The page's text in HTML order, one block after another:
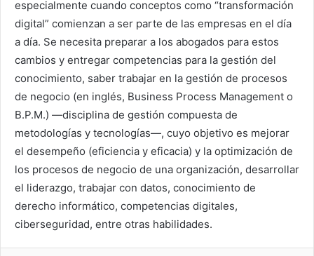
especialmente cuando conceptos como “transformación
digital” comienzan a ser parte de las empresas en el día
a día. Se necesita preparar a los abogados para estos
cambios y entregar competencias para la gestión del
conocimiento, saber trabajar en la gestión de procesos
de negocio (en inglés, Business Process Management o
B.P.M.) —disciplina de gestión compuesta de
metodologías y tecnologías—, cuyo objetivo es mejorar
el desempeño (eficiencia y eficacia) y la optimización de
los procesos de negocio de una organización, desarrollar
el liderazgo, trabajar con datos, conocimiento de
derecho informático, competencias digitales,
ciberseguridad, entre otras habilidades.